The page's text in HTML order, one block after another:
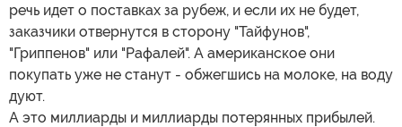
речь идет о поставках за рубеж, и если их не будет,
заказчики отвернутся в сторону "Тайфунов",
"Гриппенов" или "Рафалей". А американское они
покупать уже не станут - обжегшись на молоке, на воду
дуют.
А это миллиарды и миллиарды потерянных прибылей.